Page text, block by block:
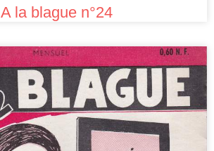
A la blague n°24